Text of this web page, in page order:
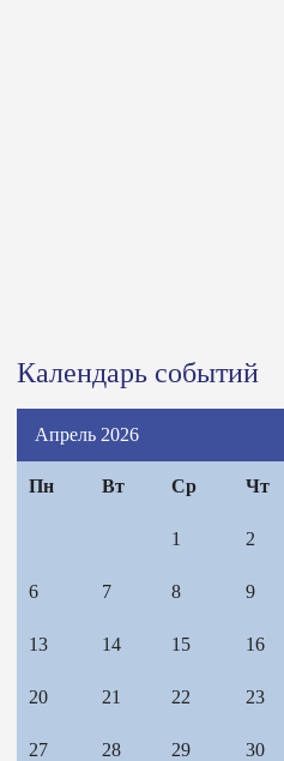
Календарь событий
Апрель 2026
Пн Вт Ср Чт
1 2
6 7 8 9
13 14 15 16
20 21 22 23
27 28 29 30